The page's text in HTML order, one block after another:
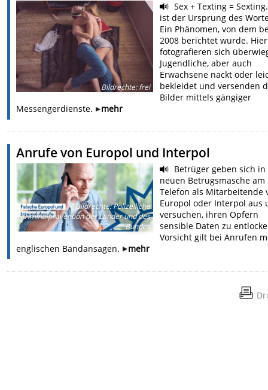
Bildrechte:frei
Sex + Texting =
ist der Ursprung des
Ein Phänomen, von dem
2008 berichtet wurde.
fotografieren sich
Jugendliche, aber auch
Erwachsene nackt oder
bekleidet und versenden
Bilder mittels gängiger
Messengerdienste.
mehr
Anrufe von Europol und Interpol
Bildrechte:Polizeiliche
Kriminalprävention der Länder und des
Bundes
Betrüger geben sich
neuen Betrugsmasche am
Telefon als Mitarbeitende
Europol oder Interpol aus
versuchen, ihren Opfern
sensible Daten zu
Vorsicht gilt bei Anrufen
englischen Bandansagen.
mehr